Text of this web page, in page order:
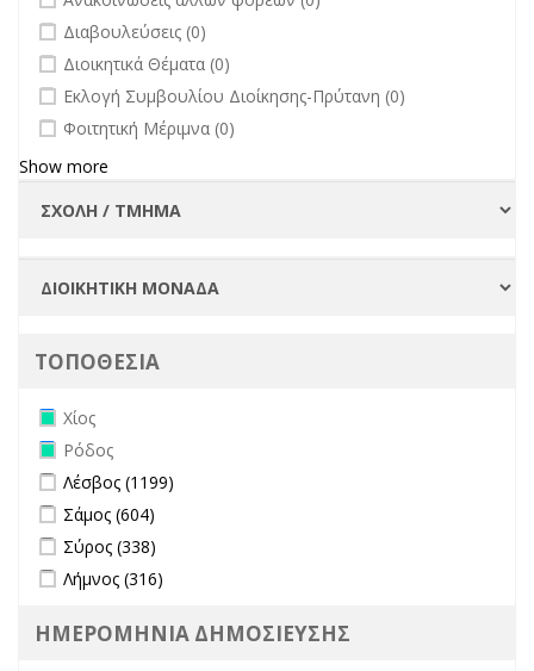
undefined
Διαβουλεύσεις (0)
undefined
Διοικητικά Θέματα (0)
undefined
Εκλογή Συμβουλίου Διοίκησης-Πρύτανη (0)
undefined
Φοιτητική Μέριμνα (0)
Show more
ΤΟΠΟΘΕΣΙΑ
Remove Χίος filter
Χίος
Remove Ρόδος filter
Ρόδος
Apply Λέσβος filter
Λέσβος (1199)
Apply Σάμος filter
Σάμος (604)
Apply Σύρος filter
Σύρος (338)
Apply Λήμνος filter
Λήμνος (316)
ΗΜΕΡΟΜΗΝΙΑ ΔΗΜΟΣΙΕΥΣΗΣ